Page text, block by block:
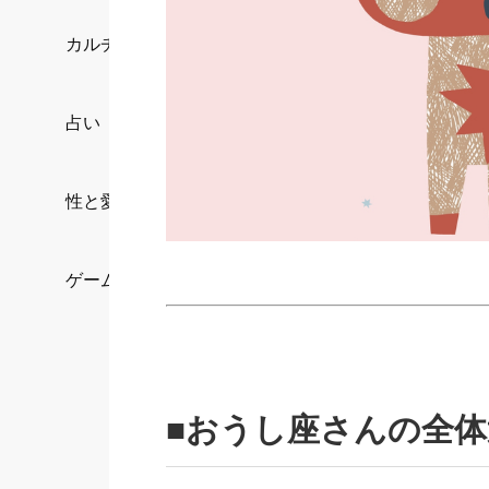
カルチャー/エンタメ
占い
性と愛
ゲーム
■おうし座さんの全